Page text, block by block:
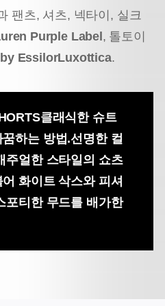
팬츠, 셔츠, 넥타이, 실크
Purple Label , 톨토이
EssilorLuxottica.
클래식한 슈트
하는 방법.선명한 컬
주얼한 스타일의 쇼츠
어 화이트 삭스와 피셔
포티한 무드를 배가한